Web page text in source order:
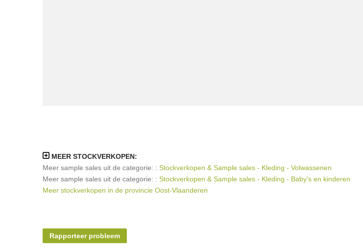
MEER STOCKVERKOPEN:
Meer sample sales uit de categorie: : Stockverkopen & Sample sales - Kleding - Volwassenen
Meer sample sales uit de categorie: : Stockverkopen & Sample sales - Kleding - Baby's en kinderen
Meer stockverkopen in de provincie Oost-Vlaanderen
Rapporteer probleem